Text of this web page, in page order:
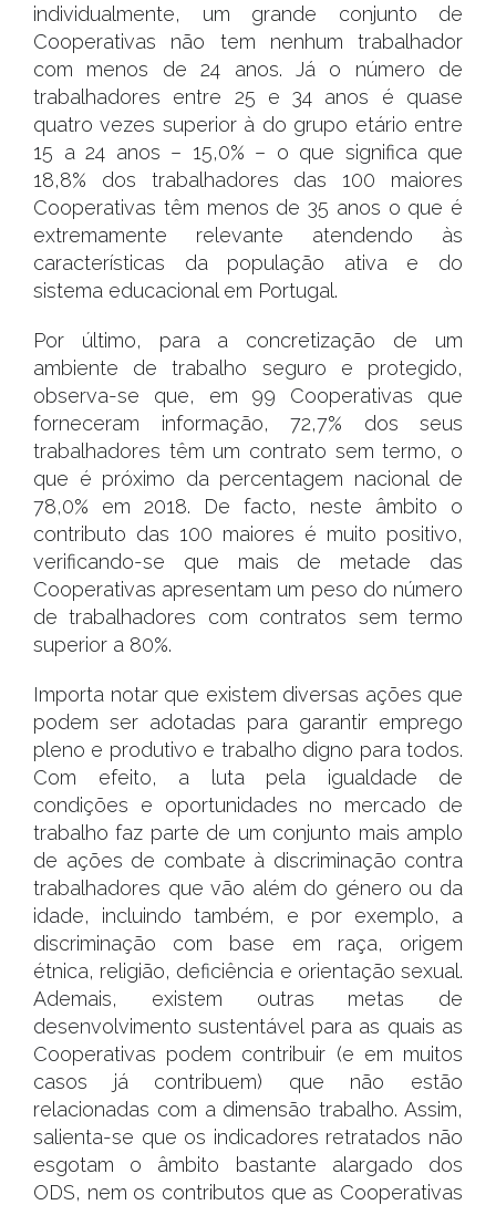
individualmente, um grande conjunto de
Cooperativas não tem nenhum trabalhador
com menos de 24 anos. Já o número de
trabalhadores entre 25 e 34 anos é quase
quatro vezes superior à do grupo etário entre
15 a 24 anos – 15,0% – o que significa que
18,8% dos trabalhadores das 100 maiores
Cooperativas têm menos de 35 anos o que é
extremamente relevante atendendo às
características da população ativa e do
sistema educacional em Portugal.
Por último, para a concretização de um
ambiente de trabalho seguro e protegido,
observa-se que, em 99 Cooperativas que
forneceram informação, 72,7% dos seus
trabalhadores têm um contrato sem termo, o
que é próximo da percentagem nacional de
78,0% em 2018. De facto, neste âmbito o
contributo das 100 maiores é muito positivo,
verificando-se que mais de metade das
Cooperativas apresentam um peso do número
de trabalhadores com contratos sem termo
superior a 80%.
Importa notar que existem diversas ações que
podem ser adotadas para garantir emprego
pleno e produtivo e trabalho digno para todos.
Com efeito, a luta pela igualdade de
condições e oportunidades no mercado de
trabalho faz parte de um conjunto mais amplo
de ações de combate à discriminação contra
trabalhadores que vão além do género ou da
idade, incluindo também, e por exemplo, a
discriminação com base em raça, origem
étnica, religião, deficiência e orientação sexual.
Ademais, existem outras metas de
desenvolvimento sustentável para as quais as
Cooperativas podem contribuir (e em muitos
casos já contribuem) que não estão
relacionadas com a dimensão trabalho. Assim,
salienta-se que os indicadores retratados não
esgotam o âmbito bastante alargado dos
ODS, nem os contributos que as Cooperativas